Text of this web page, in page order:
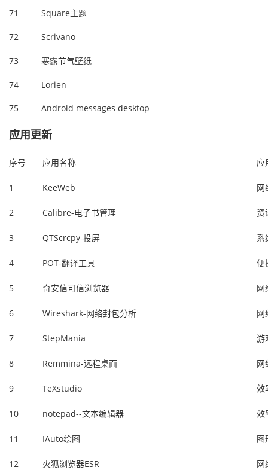
71 Square主题
72 Scrivano
73 寒露节气壁纸
74 Lorien
75 Android messages desktop
应用更新
序号 应用名称 应
1 KeeWeb 网
2 Calibre-电子书管理 资
3 QTScrcpy-投屏 系
4 POT-翻译工具 便
5 奇安信可信浏览器 网
6 Wireshark-网络封包分析 网
7 StepMania 游
8 Remmina-远程桌面 网
9 TeXstudio 效
10 notepad--文本编辑器 效
11 IAuto绘图 图
12 火狐浏览器ESR 网